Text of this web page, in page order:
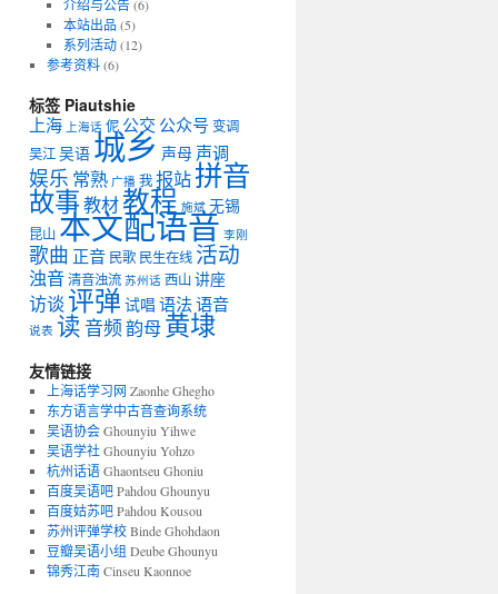
介绍与公告(6)
本站出品 (5)
系列活动(12)
参考资料(6)
标签 Piautshie
上海 上海话 伲 公交 公众号变调
吴江吴语城乡 声母 声调
娱乐 常熟 广播 我报站拼音
故事教材教程 施斌 无锡
昆山 本文配语音 李刚
歌曲 正音 民歌 民生在线 活动
浊音清音浊流 苏州话 西山讲座
访谈评弹 试唱 语法语音
说表 读 音频韵母黄埭
友情链接
上海话学习网 Zaonhe Ghegho
东方语言学中古音查询系统
吴语协会Ghounyiu Yihwe
吴语学社Ghounyiu Yohzo
杭州话语Ghaontseu Ghoniu
百度吴语吧Pahdou Ghounyu
百度姑苏吧Pahdou Kousou
苏州评弹学校Binde Ghohdaon
豆瓣吴语小组 Deube Ghounyu
锦秀江南Cinseu Kaonnoe